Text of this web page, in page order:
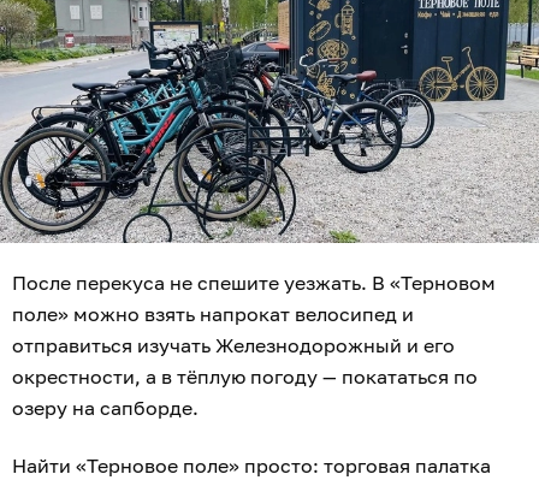
После перекуса не спешите уезжать. В «Терновом
поле» можно взять напрокат велосипед и
отправиться изучать Железнодорожный и его
окрестности, а в тёплую погоду — покататься по
озеру на сапборде.
Найти «Терновое поле» просто: торговая палатка